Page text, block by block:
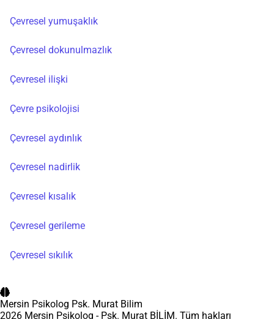
Çevresel yumuşaklık
Çevresel dokunulmazlık
Çevresel ilişki
Çevre psikolojisi
Çevresel aydınlık
Çevresel nadirlik
Çevresel kısalık
Çevresel gerileme
Çevresel sıkılık
Mersin Psikolog Psk. Murat Bilim
2026 Mersin Psikolog - Psk. Murat BİLİM. Tüm hakları